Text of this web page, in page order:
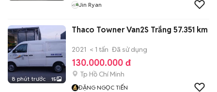
Jin Ryan
8 phút trước 15
Thaco Towner Van2S Trắng 57.351 km
2021 < 1 tấn Đã sử dụng
130.000.000 đ
Tp Hồ Chí Minh
ĐẶNG NGỌC TIẾN